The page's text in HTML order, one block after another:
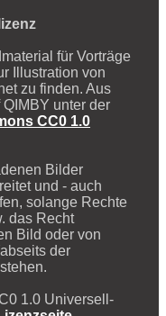
für Vorträge
Illustration von
zu finden. Aus
unter der
CC0 1.0
Bilder
und - auch
solange Rechte
das Recht
Bild oder von
der
1.0 Universell-